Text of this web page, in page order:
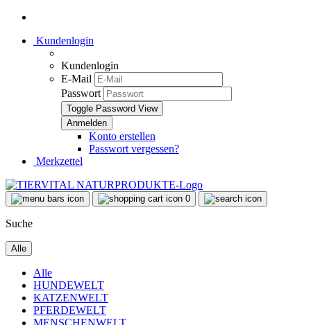
Kundenlogin
Kundenlogin
E-Mail
Passwort
Toggle Password View
Konto erstellen
Passwort vergessen?
Merkzettel
0
Suche
Alle
Alle
HUNDEWELT
KATZENWELT
PFERDEWELT
MENSCHENWELT